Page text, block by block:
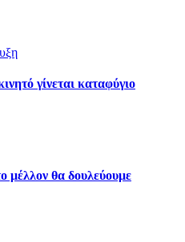
γίνεται καταφύγιο
θα δουλεύουμε